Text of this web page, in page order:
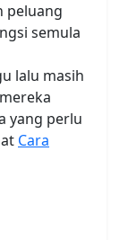
peluang
semula
lalu masih
yang perlu
Cara